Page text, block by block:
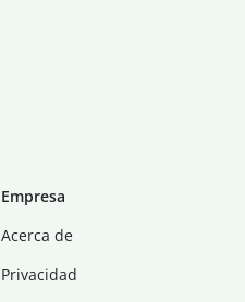
Empresa
Acerca de
Privacidad